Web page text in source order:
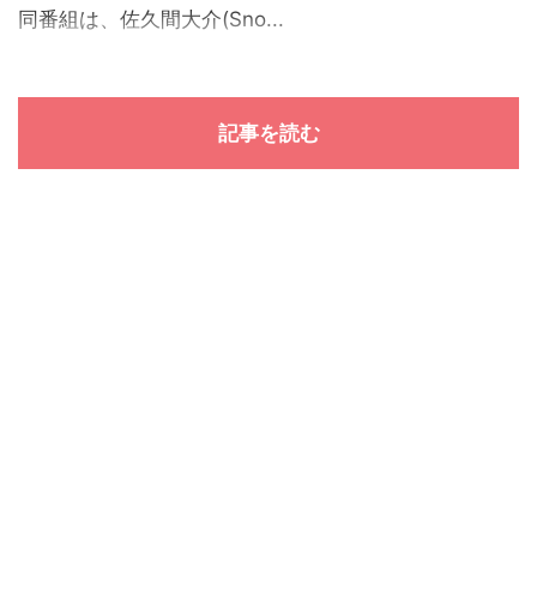
同番組は、佐久間大介(Sno...
記事を読む